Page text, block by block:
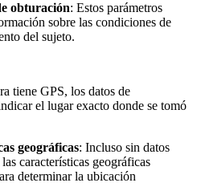
obturación: Estos parámetros
sobre las condiciones de
del sujeto.
tiene GPS, los datos de
el lugar exacto donde se tomó
geográficas: Incluso sin datos
características geográficas
determinar la ubicación